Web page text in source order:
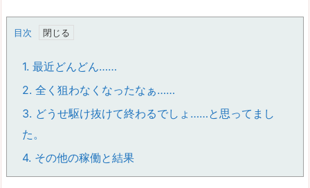
目次
1. 最近どんどん……
2. 全く狙わなくなったなぁ……
3. どうせ駆け抜けて終わるでしょ……と思ってまし
た。
4. その他の稼働と結果